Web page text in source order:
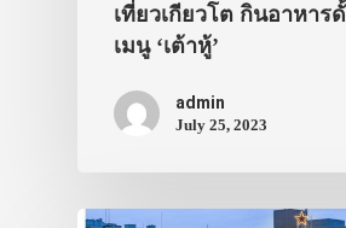
เที่ยวเกียวโต กินอาหาร
เมนู ‘เต้าหู้’
admin
July 25, 2023